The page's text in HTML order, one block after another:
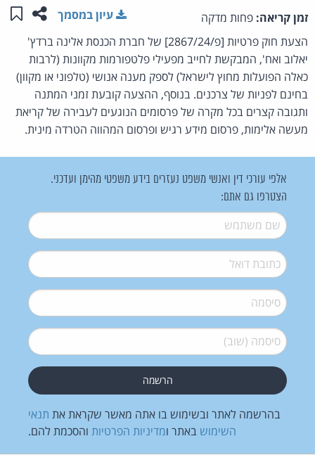
זמן קריאה: פחות מדקה שתפו
עיון במסמך
הצעת חוק פרטיות [פ/2867/24] של חברת הכנסת אלינה ברדץ'
יאלוב ואח', המבקשת לחייב מפעילי פלטפורמות מקוונות (לרבות
כאלה הפועלות מחוץ לישראל) לספק מענה אנושי (טלפוני או מקוון)
בחינם לפניות של צרכנים. בנוסף, ההצעה קובעת זמני המתנה
ותגובה קצרים בכל מקרה של פרסומים הנוגעים לעבירה של קריאת
מעשה אלימות, פרסום מידע רגיש ופרסום המהווה הטרדה מינית.
אלפי עורכי דין ואנשי משפט נעזרים בידע משפטי מהימן ועדכני.
הצטרפו גם אתם:
שם משתמש*
דואל*
סיסמה*
סיסמה (שוב)*
בהרשמה לאתר ובשימוש בו אתה מאשר שקראת את תנאי
השימוש באתר ומדיניות הפרטיות והסכמת להם.